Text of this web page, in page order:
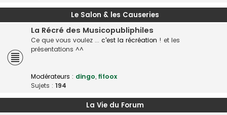
Le Salon & les Causeries
La Récré des Musicopubliphiles
Ce que vous voulez ... c'est la récréation ! et les
présentations ^^
Modérateurs : dingo, fifoox
Sujets : 194
La Vie du Forum